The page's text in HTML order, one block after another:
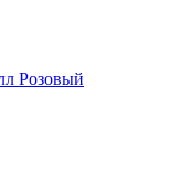
Розовый